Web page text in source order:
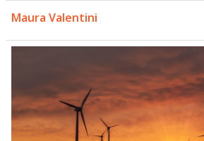
Maura Valentini